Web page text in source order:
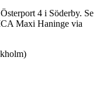
4 i Söderby. Se
Maxi Haninge via